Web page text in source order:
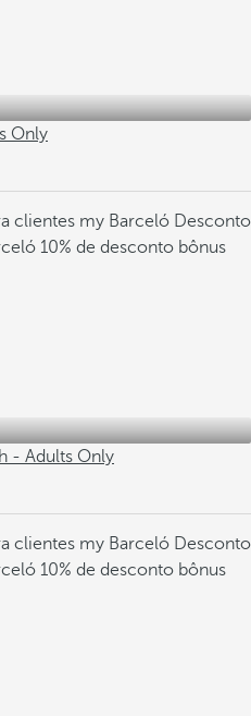
Only
clientes my Barceló Desconto
10% de desconto bônus
- Adults Only
clientes my Barceló Desconto
10% de desconto bônus